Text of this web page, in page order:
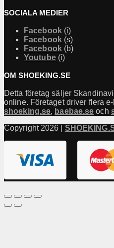
SOCIALA MEDIER
Facebook(i)
Facebook(s)
Facebook(b)
Youtube(i)
OM SHOEKING.SE
Detta företag säljer
online. Företaget driver flera
shoeking.se, baebae.se och
Copyright 2026 |